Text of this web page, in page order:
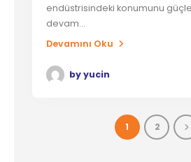
endüstrisindeki konumunu
devam...
Devamını Oku
by yucin
1 2